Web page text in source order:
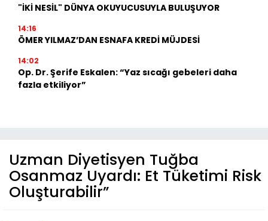
"İKİ NESİL" DÜNYA OKUYUCUSUYLA BULUŞUYOR
14:16
ÖMER YILMAZ’DAN ESNAFA KREDİ MÜJDESİ
14:02
Op. Dr. Şerife Eskalen: “Yaz sıcağı gebeleri daha
fazla etkiliyor”
Uzman Diyetisyen Tuğba
Osanmaz Uyardı: Et Tüketimi Risk
Oluşturabilir”